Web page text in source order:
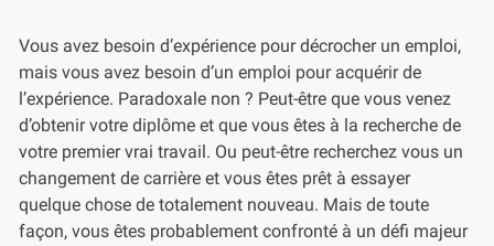
Vous avez besoin d’expérience pour décrocher un emploi,
mais vous avez besoin d’un emploi pour acquérir de
l’expérience. Paradoxale non ? Peut-être que vous venez
d’obtenir votre diplôme et que vous êtes à la recherche de
votre premier vrai travail. Ou peut-être recherchez vous un
changement de carrière et vous êtes prêt à essayer
quelque chose de totalement nouveau. Mais de toute
façon, vous êtes probablement confronté à un défi majeur